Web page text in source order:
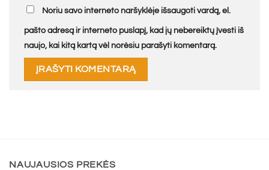
Noriu savo interneto naršyklėje išsaugoti vardą, el.
pašto adresą ir interneto puslapį, kad jų nebereiktų įvesti iš
naujo, kai kitą kartą vėl norėsiu parašyti komentarą.
NAUJAUSIOS PREKĖS